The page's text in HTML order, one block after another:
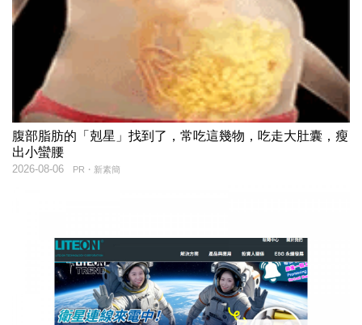
腹部脂肪的「剋星」找到了，常吃這幾物，吃走大肚囊，瘦
出小蠻腰
PR・新素簡
2026-08-06